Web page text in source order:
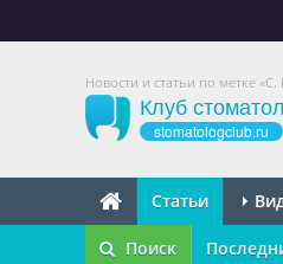
Новости и статьи по метке
Клуб
stomatologclub.ru
Статьи
Поиск